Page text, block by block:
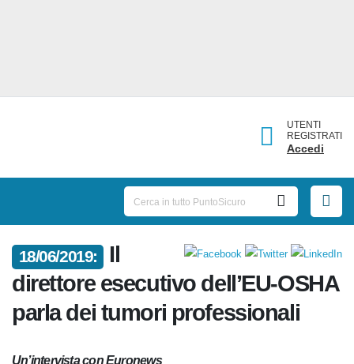
UTENTI
REGISTRATI
Accedi
18/06/2019:
Il
direttore esecutivo dell’EU-
OSHA parla dei tumori
professionali